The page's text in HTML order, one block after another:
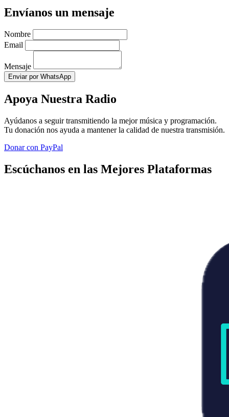
Envíanos un mensaje
Nombre
Email
Mensaje
Enviar por WhatsApp
Apoya Nuestra Radio
Ayúdanos a seguir transmitiendo la mejor música y programación.
Tu donación nos ayuda a mantener la calidad de nuestra transmisión.
Donar con PayPal
Escúchanos en las Mejores Plataformas